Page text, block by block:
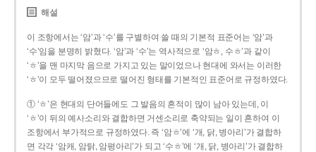
해설
이 조항에서는 ‘암’과 ‘수’를 구별하여 쓸 때의 기본적 표준어는 ‘암’과
‘수’임을 분명히 밝혔다. ‘암’과 ‘수’는 역사적으로 ‘암ㅎ, 수ㅎ’과 같이
‘ㅎ’을 맨 마지막 음으로 가지고 있는 말이었으나 현대에 와서는 이러한
‘ㅎ’이 모두 떨어졌으므로 떨어진 형태를 기본적인 표준어로 규정하였다.
① ‘ㅎ’은 현대의 단어들에도 그 발음의 흔적이 많이 남아 있는데, 이
‘ㅎ’이 뒤의 예사소리와 결합하면 거센소리로 축약되는 일이 흔하여 이
조항에서 부가적으로 규정하였다. 즉 ‘암ㅎ’에 ‘개, 닭, 병아리’가 결합하
면 각각 ‘암캐, 암탉, 암평아리’가 되고 ‘수ㅎ’에 ‘개, 닭, 병아리’가 결합하